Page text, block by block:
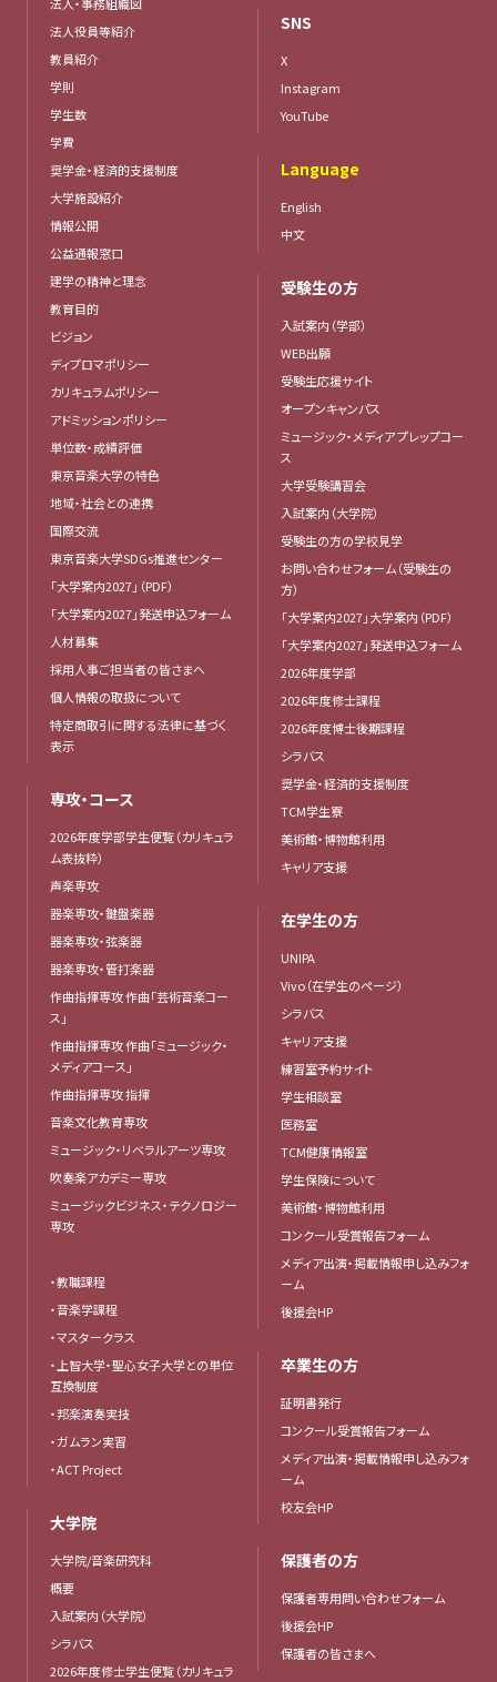
法人役員等紹介
教員紹介
学則
学生数
学費
奨学金・経済的支援制度
大学施設紹介
情報公開
公益通報窓口
建学の精神と理念
教育目的
ビジョン
ディプロマポリシー
カリキュラムポリシー
アドミッションポリシー
単位数・成績評価
東京音楽大学の特色
地域・社会との連携
国際交流
東京音楽大学SDGs推進センター
「大学案内2027」（PDF）
「大学案内2027」発送申込フォーム
人材募集
採用人事ご担当者の皆さまへ
個人情報の取扱について
特定商取引に関する法律に基づく
表示
専攻・コース
2026年度学部学生便覧（カリキュラ
ム表抜粋）
声楽専攻
器楽専攻・鍵盤楽器
器楽専攻・弦楽器
器楽専攻・管打楽器
作曲指揮専攻 作曲「芸術音楽コー
ス」
作曲指揮専攻 作曲「ミュージック・
メディアコース」
作曲指揮専攻 指揮
音楽文化教育専攻
ミュージック・リベラルアーツ専攻
吹奏楽アカデミー専攻
ミュージックビジネス・テクノロジー
専攻
・教職課程
・音楽学課程
・マスタークラス
・上智大学・聖心女子大学との単位
互換制度
・邦楽演奏実技
・ガムラン実習
・ACT Project
大学院
大学院/音楽研究科
概要
入試案内（大学院）
シラバス
2026年度修士学生便覧（カリキュラ
SNS
X
Instagram
YouTube
Language
English
中文
受験生の方
入試案内（学部）
WEB出願
受験生応援サイト
オープンキャンパス
ミュージック・メディア プレップコー
ス
大学受験講習会
入試案内（大学院）
受験生の方の学校見学
お問い合わせフォーム（受験生の
方）
「大学案内2027」大学案内（PDF）
「大学案内2027」発送申込フォーム
2026年度学部
2026年度修士課程
2026年度博士後期課程
シラバス
奨学金・経済的支援制度
TCM学生寮
美術館・博物館利用
キャリア支援
在学生の方
UNIPA
Vivo（在学生のページ）
シラバス
キャリア支援
練習室予約サイト
学生相談室
医務室
TCM健康情報室
学生保険について
美術館・博物館利用
コンクール受賞報告フォーム
メディア出演・掲載情報申し込みフォ
ーム
後援会HP
卒業生の方
証明書発行
コンクール受賞報告フォーム
メディア出演・掲載情報申し込みフォ
ーム
校友会HP
保護者の方
保護者専用問い合わせフォーム
後援会HP
保護者の皆さまへ